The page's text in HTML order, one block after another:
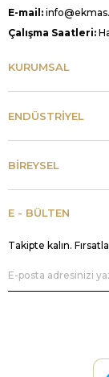
E-mail:
Çalışma Saatleri:
KURUMSAL
ENDÜSTRİYEL
BİREYSEL
E - BÜLTEN
Takipte kalın.